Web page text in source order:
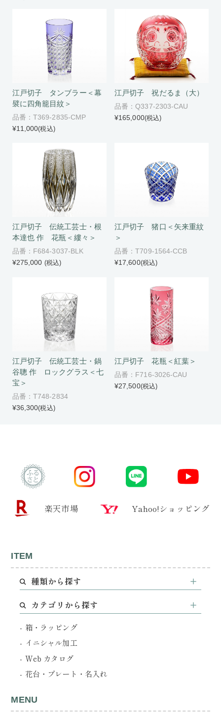
江戸切子 タンブラー＜幕
襞に四角籠目紋＞
品番：T369-2835-CMP
¥11,000(税込)
江戸切子 祝だるま（大）
品番：Q337-2303-CAU
¥165,000(税込)
江戸切子 伝統工芸士・根
本達也 作 花瓶＜縷々＞
品番：F684-3037-BLK
¥275,000 (税込)
江戸切子 猪口＜矢来重紋
＞
品番：T709-1564-CCB
¥17,600(税込)
江戸切子 伝統工芸士・鍋
谷聰 作 ロックグラス＜七
宝＞
品番：T748-2834
¥36,300(税込)
江戸切子 花瓶＜紅葉＞
品番：F716-3026-CAU
¥27,500(税込)
楽天市場 Yahoo!ショッピング
ITEM
種類から探す
カテゴリから探す
箱・ラッピング
イニシャル加工
Web カタログ
花台・プレート・名入れ
MENU